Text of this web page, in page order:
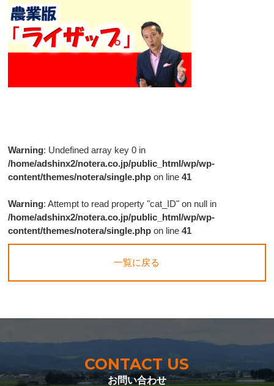
Warning: Undefined array key 0 in
/home/adshinx2/notera.co.jp/public_html/wp/wp-
content/themes/notera/single.php on line41
Warning: Attempt to read property "cat_ID" on null in
/home/adshinx2/notera.co.jp/public_html/wp/wp-
content/themes/notera/single.php on line41
一覧に戻る
CONTACT US
お問い合わせ